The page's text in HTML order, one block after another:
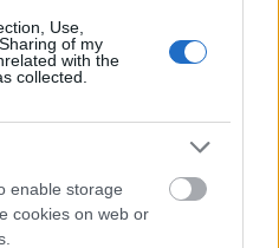
Use,
of my
with the
collected.
enable storage
cookies on web or
A papám vele
a fővezér, aki igazi
a szörnyűségekkel
rájött, hogy a papok a
jelentős részben, így
katolikus
Később ebből eredt az
kiskoromban, amikor
van egy